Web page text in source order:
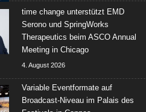
time change unterstützt EMD
Serono und SpringWorks
Therapeutics beim ASCO Annual
Meeting in Chicago
4. August 2026
Variable Eventformate auf
Broadcast-Niveau im Palais des